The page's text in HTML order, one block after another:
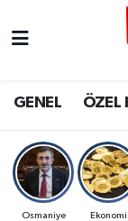
GENEL ÖZEL
Osmaniye Ekonomi
MAGAZİN
Osmaniye
Süper Lig